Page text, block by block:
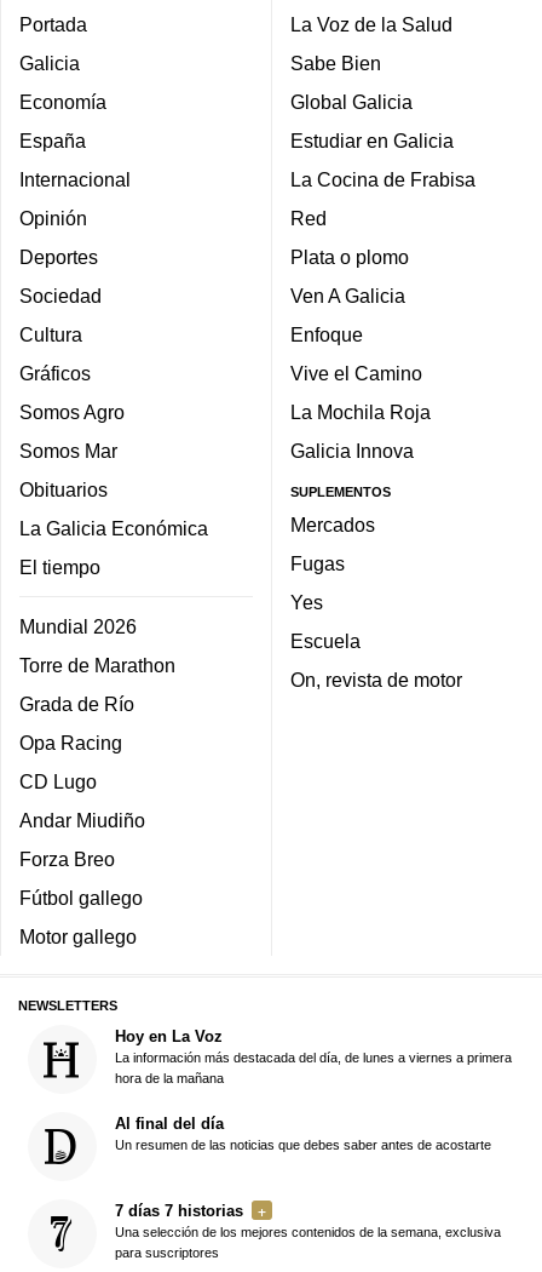
Portada
Galicia
Economía
España
Internacional
Opinión
Deportes
Sociedad
Cultura
Gráficos
Somos Agro
Somos Mar
Obituarios
La Galicia Económica
El tiempo
Mundial 2026
Torre de Marathon
Grada de Río
Opa Racing
CD Lugo
Andar Miudiño
Forza Breo
Fútbol gallego
Motor gallego
La Voz de la Salud
Sabe Bien
Global Galicia
Estudiar en Galicia
La Cocina de Frabisa
Red
Plata o plomo
Ven A Galicia
Enfoque
Vive el Camino
La Mochila Roja
Galicia Innova
SUPLEMENTOS
Mercados
Fugas
Yes
Escuela
On, revista de motor
NEWSLETTERS
Hoy en La Voz
La información más destacada del día, de lunes a viernes a primera
hora de la mañana
Al final del día
Un resumen de las noticias que debes saber antes de acostarte
7 días 7 historias
Una selección de los mejores contenidos de la semana, exclusiva
para suscriptores